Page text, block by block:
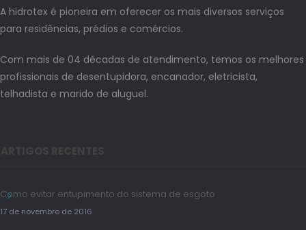
A hidrotex é pioneira em oferecer os mais diversos serviços
para residências, prédios e comércios.
Com mais de 04 décadas de atendimento, temos os melhores
profissionais de desentupidora, encanador, eletricista,
telhadista e marido de aluguel.
Como evitar entupimento do sistema de esgoto
17 de novembro de 2016